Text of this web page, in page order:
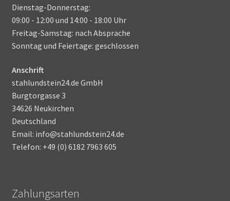
Dienstag-Donnerstag:
09:00 - 12:00 und 14:00 - 18:00 Uhr
Freitag-Samstag: nach Absprache
Sonntag und Feiertage: geschlossen
Anschrift
stahlundstein24.de GmbH
Burgtorgasse 3
34626 Neukirchen
Deutschland
Email: info@stahlundstein24.de
Telefon: +49 (0) 6182 7963 605
Zahlungsarten